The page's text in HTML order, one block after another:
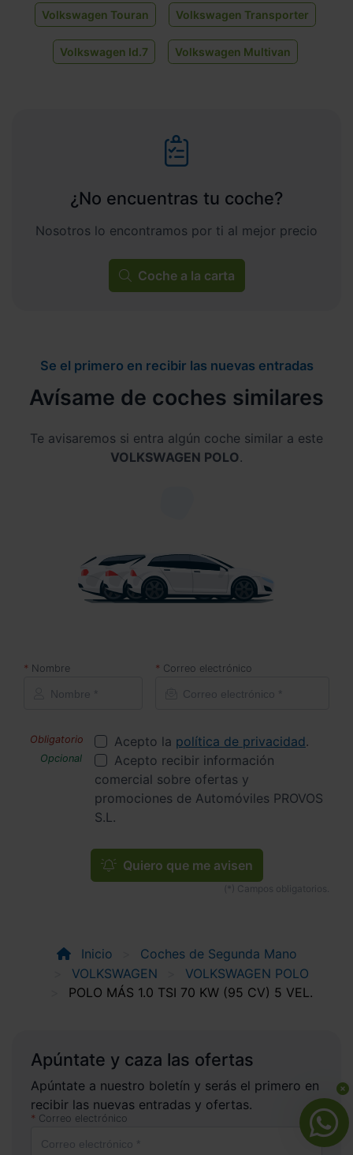
Volkswagen Touran Volkswagen Transporter
Volkswagen Id.7 Volkswagen Multivan
¿No encuentras tu coche?
Nosotros lo encontramos por ti al mejor precio
Coche a la carta
Se el primero en recibir las nuevas entradas
Avísame de coches similares
Te avisaremos si entra algún coche similar a este
VOLKSWAGEN POLO.
Nombre Correo electrónico
Acepto la política de privacidad.
Acepto recibir información
comercial sobre ofertas y
promociones de Automóviles PROVOS
S.L.
Quiero que me avisen
Inicio
Coches de Segunda Mano
VOLKSWAGEN
VOLKSWAGEN POLO
POLO MÁS 1.0 TSI 70 KW (95 CV) 5 VEL.
Apúntate y caza las ofertas
Apúntate a nuestro boletín y serás el primero en
recibir las nuevas entradas y ofertas.
Correo electrónico